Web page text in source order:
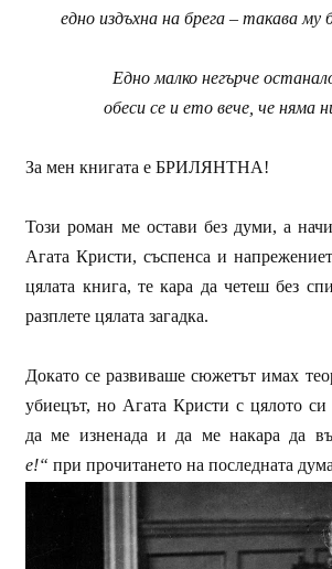
едно издъхна на брега – такава му
Едно малко негърче
обеси се и ето вече, че няма
За мен книгата е БРИЛЯНТНА!
Този роман ме остави без думи, а
Агата Кристи, съспенса и
цялата книга, те кара да четеш без
разплете цялата загадка.
Докато се развиваше сюжетът имах
убиецът, но Агата Кристи с цялото си
да ме изненада и да ме накара да
е!“ при прочитането на последната